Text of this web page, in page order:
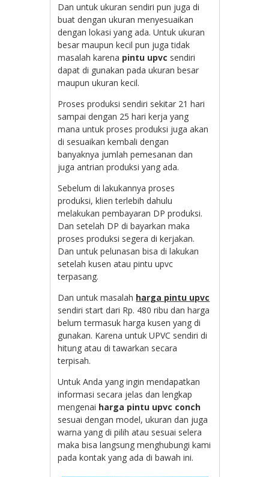
Dan untuk ukuran sendiri pun juga di
buat dengan ukuran menyesuaikan
dengan lokasi yang ada. Untuk ukuran
besar maupun kecil pun juga tidak
masalah karena pintu upvc sendiri
dapat di gunakan pada ukuran besar
maupun ukuran kecil.
Proses produksi sendiri sekitar 21 hari
sampai dengan 25 hari kerja yang
mana untuk proses produksi juga akan
di sesuaikan kembali dengan
banyaknya jumlah pemesanan dan
juga antrian produksi yang ada.
Sebelum di lakukannya proses
produksi, klien terlebih dahulu
melakukan pembayaran DP produksi.
Dan setelah DP di bayarkan maka
proses produksi segera di kerjakan.
Dan untuk pelunasan bisa di lakukan
setelah kusen atau pintu upvc
terpasang.
Dan untuk masalah harga pintu upvc
sendiri start dari Rp. 480 ribu dan harga
belum termasuk harga kusen yang di
gunakan. Karena untuk UPVC sendiri di
hitung atau di tawarkan secara
terpisah.
Untuk Anda yang ingin mendapatkan
informasi secara jelas dan lengkap
mengenai harga pintu upvc conch
sesuai dengan model, ukuran dan juga
warna yang di pilih atau sesuai selera
maka bisa langsung menghubungi kami
pada kontak yang ada di bawah ini.